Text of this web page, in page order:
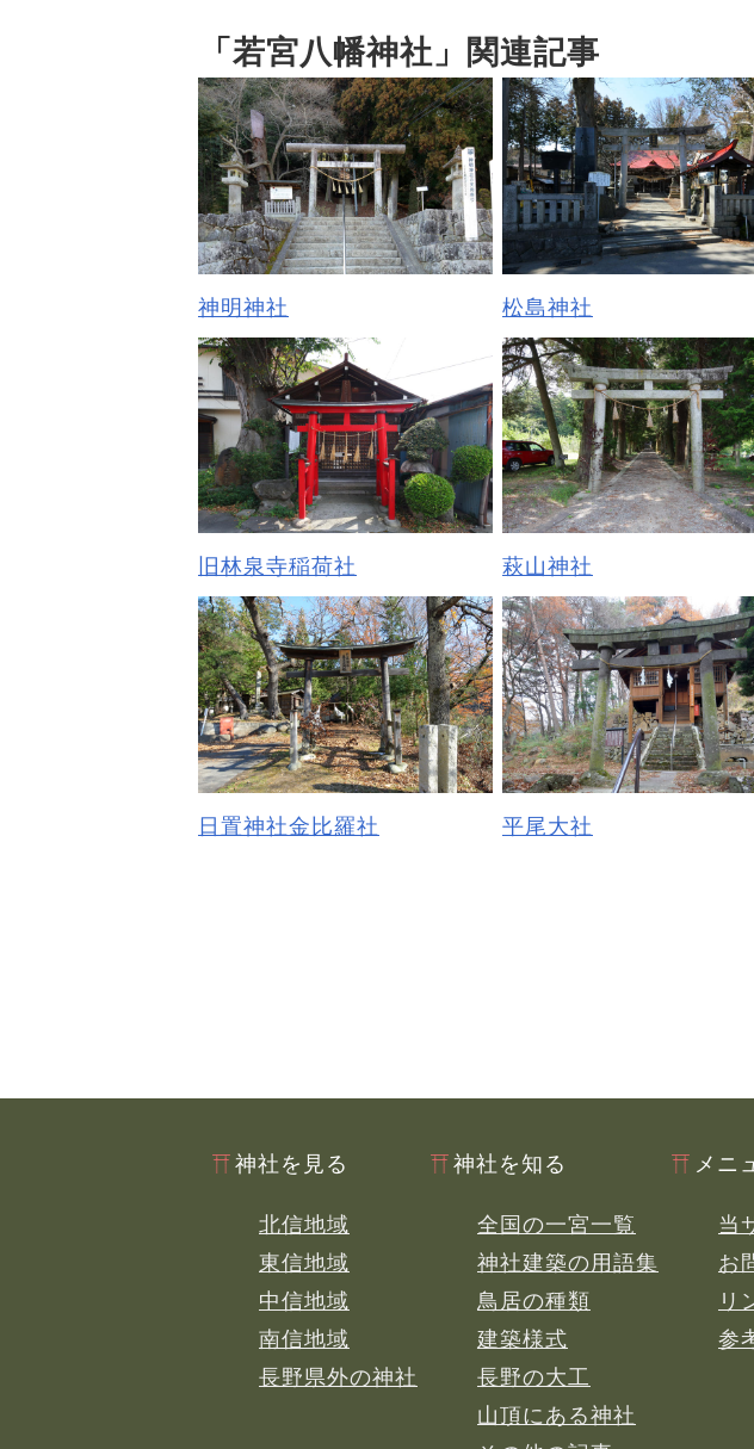
「若宮八幡神社」関連記事
神明神社 松島神社
旧林泉寺稲荷社 萩山神社
日置神社金比羅社 平尾大社
神社を見る
北信地域
東信地域
中信地域
南信地域
長野県外の神社
神社を知る
全国の一宮一覧
神社建築の用語集
鳥居の種類
建築様式
長野の大工
山頂にある神社
メニ
当
お
リ
参